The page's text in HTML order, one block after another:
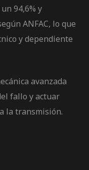
94,6% y
ANFAC, lo que
y dependiente
avanzada
fallo y actuar
la transmisión.